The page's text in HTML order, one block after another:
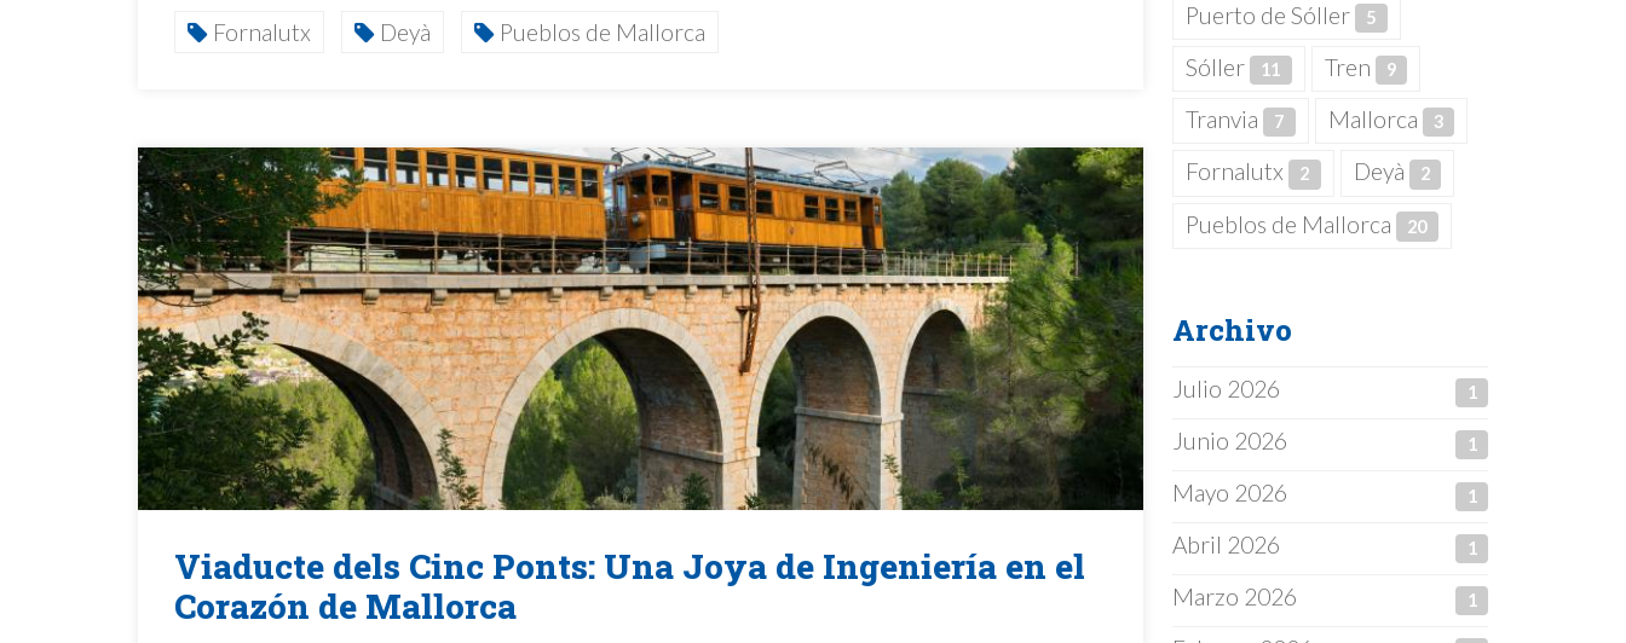
Fornalutx
Deyà Pueblos de Mallorca
Viaducte dels Cinc Ponts: Una Joya de Ingeniería en el
Corazón de Mallorca
Puerto de Sóller 5
Sóller 11 Tren 9
Tranvia 7 Mallorca 3
Fornalutx 2 Deyà 2
Pueblos de Mallorca 20
Archivo
Julio 2026 1
Junio 2026 1
Mayo 2026 1
Abril 2026 1
Marzo 2026 1